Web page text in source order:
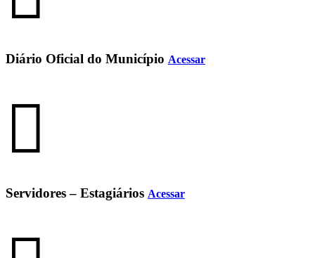
Diário Oficial do Município Acessar
Servidores – Estagiários Acessar